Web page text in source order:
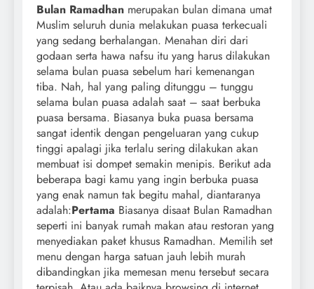
Bulan Ramadhan merupakan bulan dimana umat
Muslim seluruh dunia melakukan puasa terkecuali
yang sedang berhalangan. Menahan diri dari
godaan serta hawa nafsu itu yang harus dilakukan
selama bulan puasa sebelum hari kemenangan
tiba. Nah, hal yang paling ditunggu – tunggu
selama bulan puasa adalah saat – saat berbuka
puasa bersama. Biasanya buka puasa bersama
sangat identik dengan pengeluaran yang cukup
tinggi apalagi jika terlalu sering dilakukan akan
membuat isi dompet semakin menipis. Berikut ada
beberapa bagi kamu yang ingin berbuka puasa
yang enak namun tak begitu mahal, diantaranya
adalah:Pertama Biasanya disaat Bulan Ramadhan
seperti ini banyak rumah makan atau restoran yang
menyediakan paket khusus Ramadhan. Memilih set
menu dengan harga satuan jauh lebih murah
dibandingkan jika memesan menu tersebut secara